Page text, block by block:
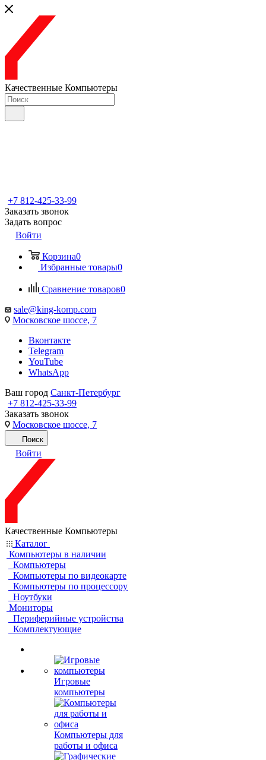
Качественные Компьютеры
+7 812-425-33-99
Заказать звонок
Задать вопрос
Войти
Корзина0
Избранные товары0
Сравнение товаров0
sale@king-komp.com
Московское шоссе, 7
Вконтакте
Telegram
YouTube
WhatsApp
Ваш город Санкт-Петербург
+7 812-425-33-99
Заказать звонок
Московское шоссе, 7
Поиск
Войти
Качественные Компьютеры
Каталог
Компьютеры в наличии
Компьютеры
Компьютеры по видеокарте
Компьютеры по процессору
Ноутбуки
Мониторы
Периферийные устройства
Комплектующие
Игровые
компьютеры
Компьютеры для
работы и офиса